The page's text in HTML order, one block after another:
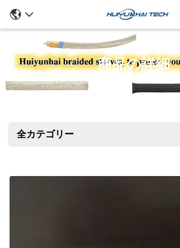
商品の詳細
全カテゴリー